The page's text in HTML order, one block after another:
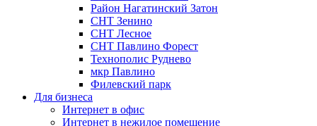
Район Нагатинский Затон
СНТ Зенино
СНТ Лесное
СНТ Павлино Форест
Технополис Руднево
мкр Павлино
Филевский парк
Для бизнеса
Интернет в офис
Интернет в нежилое помещение